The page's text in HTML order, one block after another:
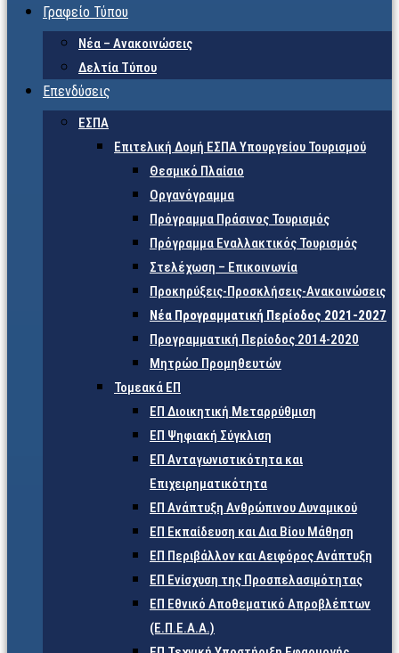
Γραφείο Τύπου
Νέα – Ανακοινώσεις
Δελτία Τύπου
Επενδύσεις
ΕΣΠΑ
Επιτελική Δομή ΕΣΠΑ Υπουργείου Τουρισμού
Θεσμικό Πλαίσιο
Οργανόγραμμα
Πρόγραμμα Πράσινος Τουρισμός
Πρόγραμμα Εναλλακτικός Τουρισμός
Στελέχωση – Επικοινωνία
Προκηρύξεις-Προσκλήσεις-Ανακοινώσεις
Νέα Προγραμματική Περίοδος 2021-2027
Προγραμματική Περίοδος 2014-2020
Μητρώο Προμηθευτών
Τομεακά ΕΠ
ΕΠ Διοικητική Μεταρρύθμιση
ΕΠ Ψηφιακή Σύγκλιση
ΕΠ Ανταγωνιστικότητα και
Επιχειρηματικότητα
ΕΠ Ανάπτυξη Ανθρώπινου Δυναμικού
ΕΠ Εκπαίδευση και Δια Βίου Μάθηση
ΕΠ Περιβάλλον και Αειφόρος Ανάπτυξη
ΕΠ Ενίσχυση της Προσπελασιμότητας
ΕΠ Εθνικό Αποθεματικό Απροβλέπτων
(Ε.Π.Ε.Α.Α.)